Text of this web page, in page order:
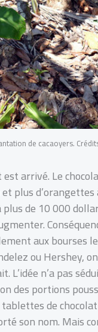
de cacaoyers.
arrivé. Le
plus
plus de 10 000
aux bourses
ou Hershey,
L’idée n’a pas
des portions
de
son nom.